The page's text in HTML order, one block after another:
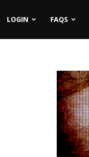
LOGIN FAQS